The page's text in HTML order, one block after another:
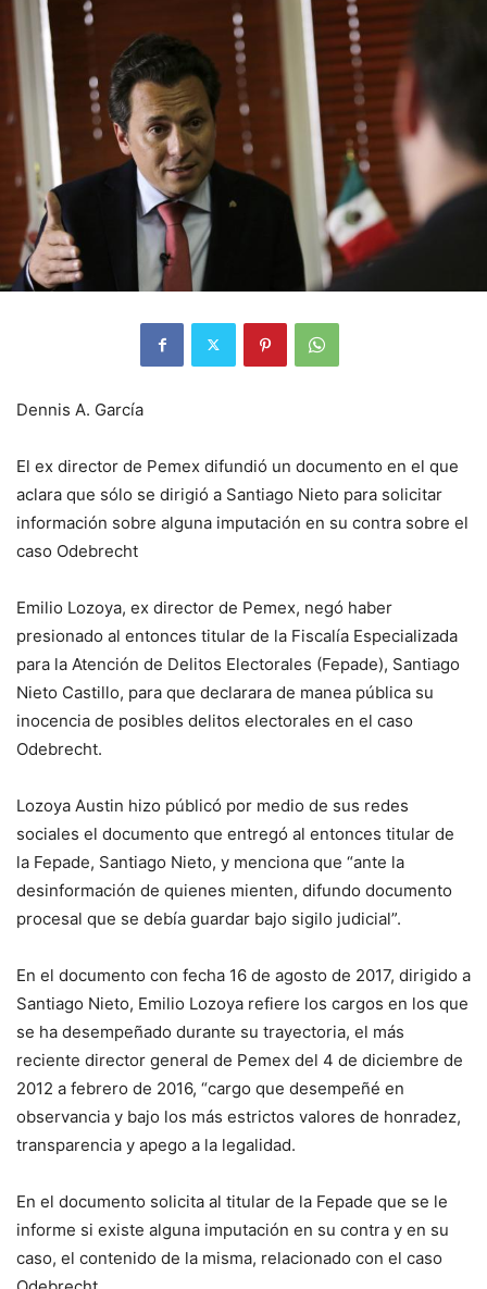
Dennis A. García
El ex director de Pemex difundió un documento en el que
aclara que sólo se dirigió a Santiago Nieto para solicitar
información sobre alguna imputación en su contra sobre el
caso Odebrecht
Emilio Lozoya, ex director de Pemex, negó haber
presionado al entonces titular de la Fiscalía Especializada
para la Atención de Delitos Electorales (Fepade), Santiago
Nieto Castillo, para que declarara de manea pública su
inocencia de posibles delitos electorales en el caso
Odebrecht.
Lozoya Austin hizo públicó por medio de sus redes
sociales el documento que entregó al entonces titular de
la Fepade, Santiago Nieto, y menciona que “ante la
desinformación de quienes mienten, difundo documento
procesal que se debía guardar bajo sigilo judicial”.
En el documento con fecha 16 de agosto de 2017, dirigido a
Santiago Nieto, Emilio Lozoya refiere los cargos en los que
se ha desempeñado durante su trayectoria, el más
reciente director general de Pemex del 4 de diciembre de
2012 a febrero de 2016, “cargo que desempeñé en
observancia y bajo los más estrictos valores de honradez,
transparencia y apego a la legalidad.
En el documento solicita al titular de la Fepade que se le
informe si existe alguna imputación en su contra y en su
caso, el contenido de la misma, relacionado con el caso